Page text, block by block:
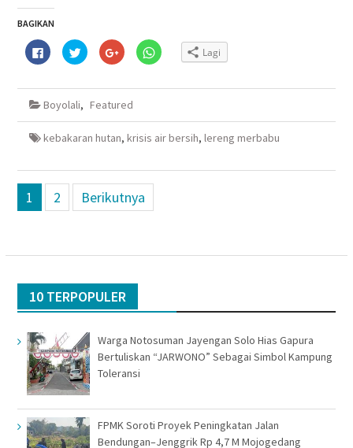
BAGIKAN
Klik
untuk
membagikan
Facebook(Membuka
jendela
yang
baru)
Klik
untuk
berbagi
Twitter(Membuka
jendela
baru)
Klik
untuk
berbagi
Google+
di
yang
baru)
Klik
untuk
WhatsApp(Membuka
baru)
Lagi
Boyolali, Featured
kebakaran hutan, krisis air bersih, lereng merbabu
Navigasi
pos
1 2 Berikutnya
10 TERPOPULER
Warga Notosuman Jayengan Solo Hias Gapura
Bertuliskan “JARWONO” Sebagai Simbol Kampung
Toleransi
FPMK Soroti Proyek Peningkatan Jalan
Bendungan–Jenggrik Rp 4,7 M Mojogedang